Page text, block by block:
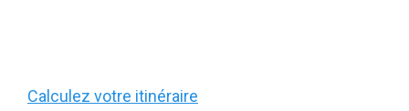
Calculez votre itinéraire